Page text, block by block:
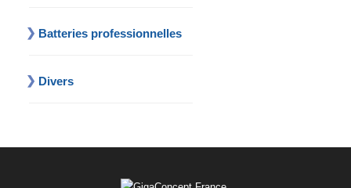
Batteries professionnelles
Divers